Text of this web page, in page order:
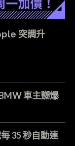
突調升
車主嬲爆
35 秒自動連